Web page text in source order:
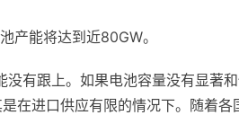
产能将达到近80GW。
有跟上。如果电池容量没有显著
在进口供应有限的情况下。随着各